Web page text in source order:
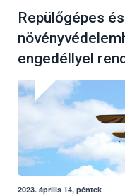
Repülőgépes
engedéllyel
2023. április 14, péntek